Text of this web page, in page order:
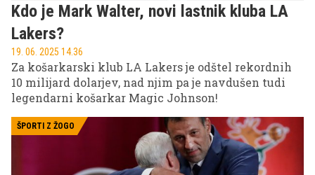
Kdo je Mark Walter, novi lastnik kluba LA
Lakers?
19. 06. 2025 14.36
Za košarkarski klub LA Lakers je odštel rekordnih
10 milijard dolarjev, nad njim pa je navdušen tudi
legendarni košarkar Magic Johnson!
ŠPORTI Z ŽOGO